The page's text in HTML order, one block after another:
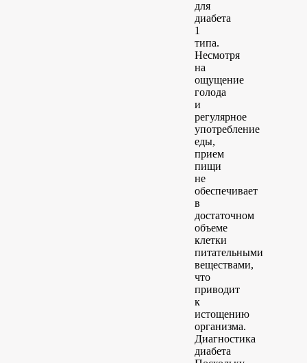
для
диабета
1
типа.
Несмотря
на
ощущение
голода
и
регулярное
употребление
еды,
прием
пищи
не
обеспечивает
в
достаточном
объеме
клетки
питательными
веществами,
что
приводит
к
истощению
организма.
Диагностика
диабета